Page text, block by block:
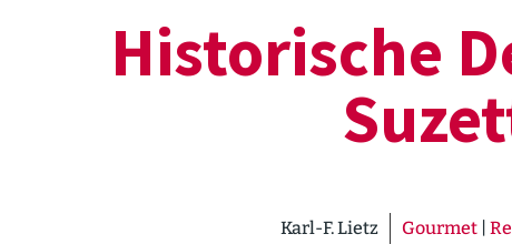
Histo­rische
Karl-F. Lietz Gourmet|